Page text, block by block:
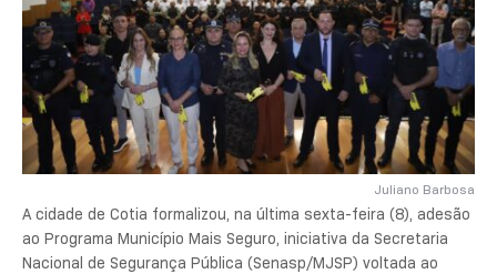
Juliano Barbosa
A cidade de Cotia formalizou, na última sexta-feira (8), adesão
ao Programa Município Mais Seguro, iniciativa da Secretaria
Nacional de Segurança Pública (Senasp/MJSP) voltada ao